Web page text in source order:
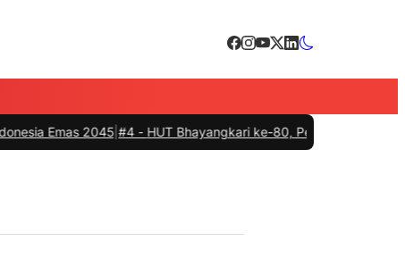
2045|#4 -HUT Bhayangkari ke-80, Pemkab Barru, Polres dan